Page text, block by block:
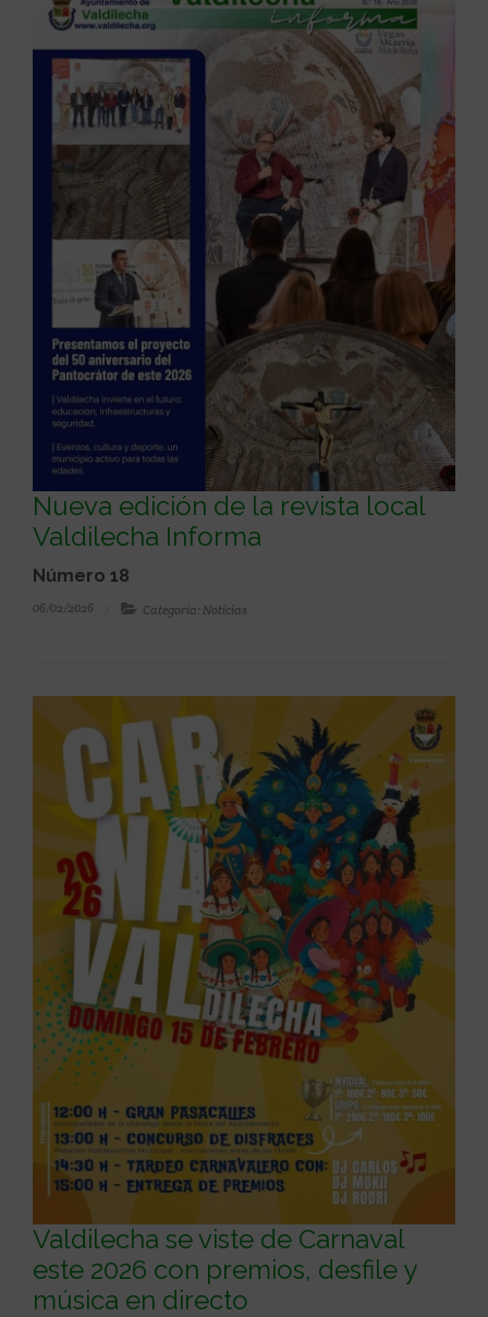
Nueva edición de la revista local
Valdilecha Informa
Número 18
06/02/2026 Categoría: Noticias
Valdilecha se viste de Carnaval
este 2026 con premios, desfile y
música en directo